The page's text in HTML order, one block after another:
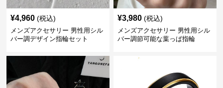
¥4,960 (税込)
メンズアクセサリー 男性用シル
バー調デザイン指輪セット
¥3,980 (税込)
メンズアクセサリー 男性用シル
バー調節可能な葉っぱ指輪